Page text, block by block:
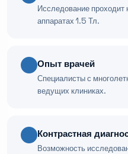
Исследование
аппаратах 1.5 Тл.
Опыт врачей
Специалисты с
ведущих клиниках.
Контрастная
Возможность